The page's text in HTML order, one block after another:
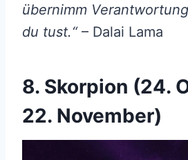
übernimm
du tust.“– Dalai Lama
8. Skorpion (24.
22. November)